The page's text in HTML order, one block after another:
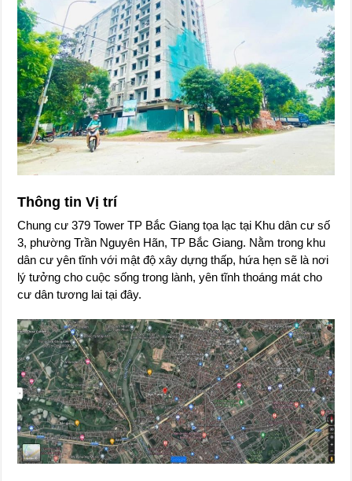
Thông tin Vị trí
Chung cư 379 Tower TP Bắc Giang tọa lạc tại Khu dân cư số
3, phường Trần Nguyên Hãn, TP Bắc Giang. Nằm trong khu
dân cư yên tĩnh với mật độ xây dựng thấp, hứa hẹn sẽ là nơi
lý tưởng cho cuộc sống trong lành, yên tĩnh thoáng mát cho
cư dân tương lai tại đây.